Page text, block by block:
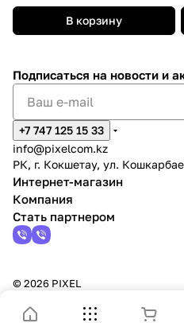
В корзину
Подписаться на новости и
+7 747 125 15 33
info@pixelcom.kz
РК, г. Кокшетау, ул.
Интернет-магазин
Компания
Стать партнером
© 2026 PIXEL